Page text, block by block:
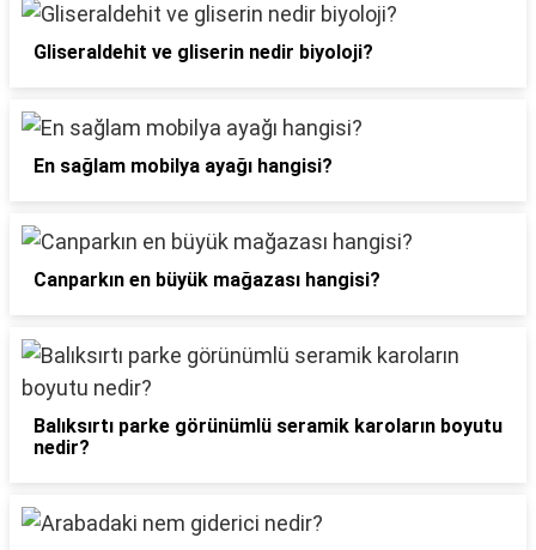
Gliseraldehit ve gliserin nedir biyoloji?
En sağlam mobilya ayağı hangisi?
Canparkın en büyük mağazası hangisi?
Balıksırtı parke görünümlü seramik karoların boyutu
nedir?